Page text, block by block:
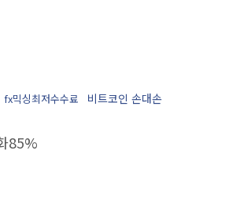
fx믹싱최저수수료 비트코인 손대손
85%